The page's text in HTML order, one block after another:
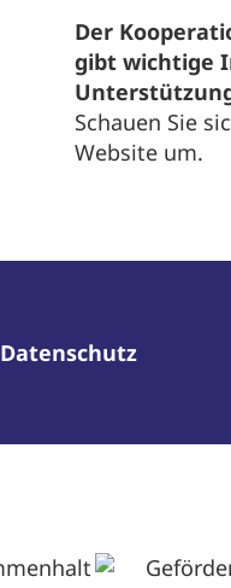
Der
gibt wichtige
Schauen Sie
Website um.
Datenschutz